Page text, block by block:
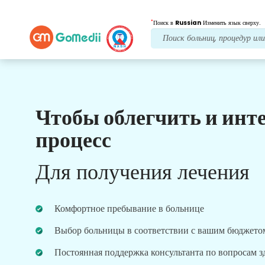
*Поиск в Russian Изменить язык сверху.
Чтобы облегчить и
процесс
Для получения лечения
Комфортное пребывание в больнице
Выбор больницы в соответствии с вашим
Постоянная поддержка консультанта по вопросам
Наши преимущества
Многоязычное
приложение
Поддерживать
GoMedii, которое поможет вам лучше и точнее
контролировать и отслеживать процесс лечения.